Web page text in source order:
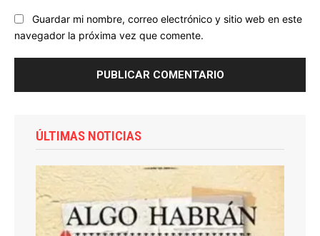
Guardar mi nombre, correo electrónico y sitio web en este
navegador la próxima vez que comente.
ÚLTIMAS NOTICIAS